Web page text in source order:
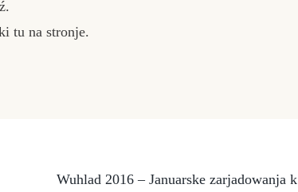
tu na stronje.
Wuhlad 2016 – Januarske zarjadowanja k